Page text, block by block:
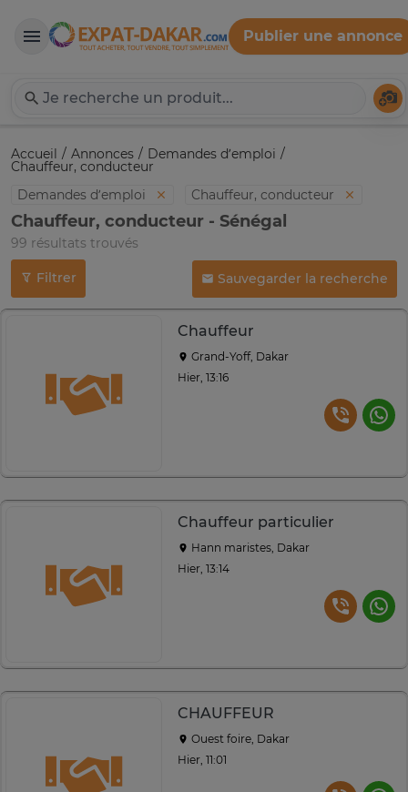
Expat-Dakar
Publier une annonce
Accueil Annonces Demandes d’emploi
Chauffeur, conducteur
Demandes d’emploi
Chauffeur, conducteur
Chauffeur, conducteur - Sénégal
99 résultats trouvés
Filtrer Sauvegarder la recherche
Chauffeur
Grand-Yoff, Dakar
Hier, 13:16
Chauffeur particulier
Hann maristes, Dakar
Hier, 13:14
CHAUFFEUR
Ouest foire, Dakar
Hier, 11:01